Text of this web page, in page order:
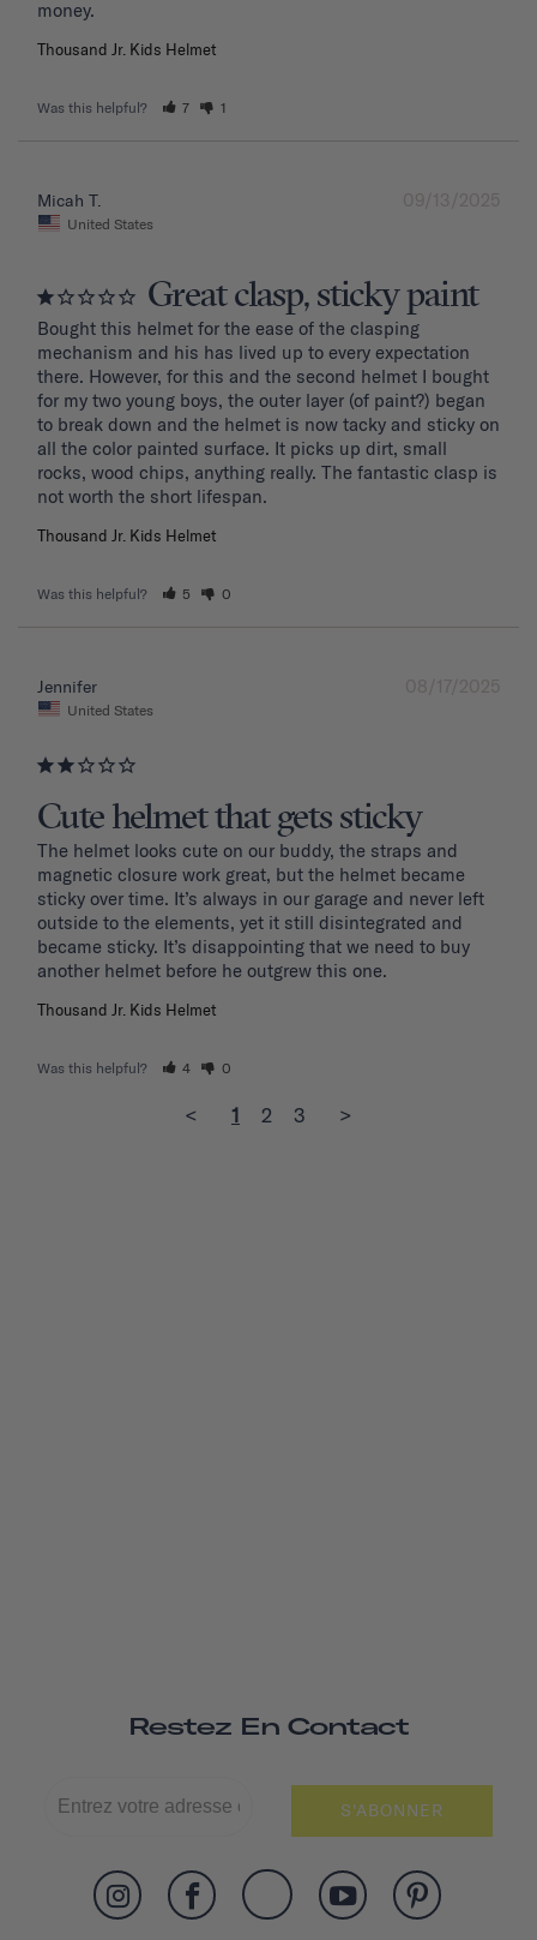
Thousand Jr. Kids Helmet
Was this helpful? 7 1
09/13/2025
Micah T.
United States
Great clasp, sticky paint
Bought this helmet for the ease of the clasping
mechanism and his has lived up to every expectation
there. However, for this and the second helmet I bought
for my two young boys, the outer layer (of paint?) began
to break down and the helmet is now tacky and sticky on
all the color painted surface. It picks up dirt, small
rocks, wood chips, anything really. The fantastic clasp is
Thousand Jr. Kids Helmet
Was this helpful? 5 0
08/17/2025
Jennifer
United States
Cute helmet that gets sticky
The helmet looks cute on our buddy, the straps and
magnetic closure work great, but the helmet became
sticky over time. It’s always in our garage and never left
outside to the elements, yet it still disintegrated and
became sticky. It’s disappointing that we need to buy
another helmet before he outgrew this one.
Thousand Jr. Kids Helmet
Was this helpful? 4 0
< 1 2 3 >
Restez En Contact
S'ABONNER